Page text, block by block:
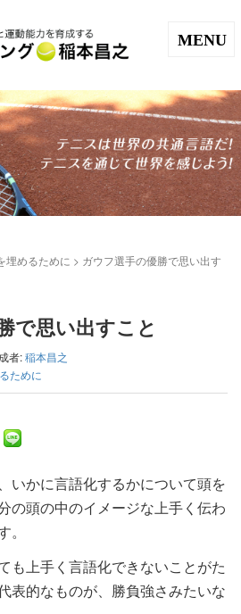
MENU
埋めるために > ガウフ選手の優勝で思い出す
で思い出すこと
者:稲本昌之
ために
いかに言語化するかについて頭を
の頭の中のイメージな上手く伝わ
も上手く言語化できないことがた
表的なものが、勝負強さみたいな